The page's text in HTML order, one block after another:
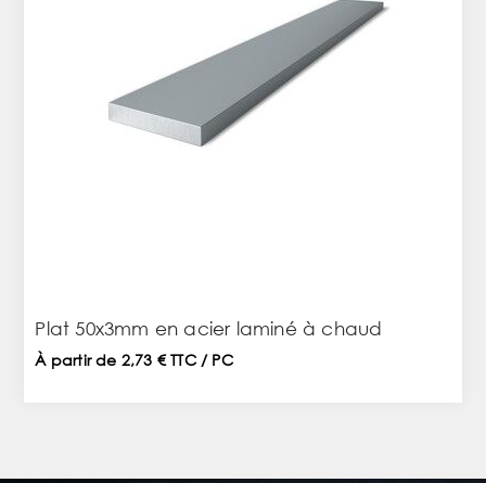
Plat 50x3mm en acier laminé à chaud
À partir de 2,73 € TTC / PC